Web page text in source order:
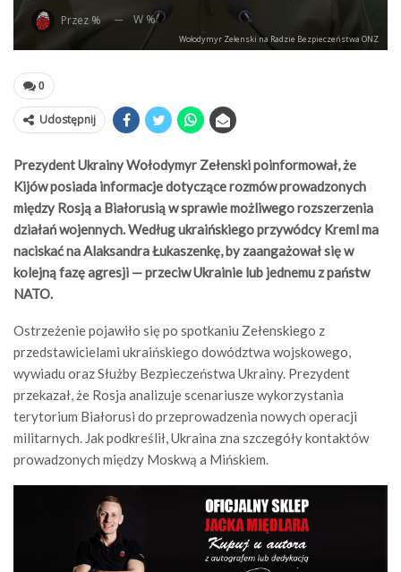
Przez % W %
Wołodymyr Zełenski na Radzie Bezpieczeństwa ONZ
0
Udostępnij
Prezydent Ukrainy Wołodymyr Zełenski poinformował, że
Kijów posiada informacje dotyczące rozmów prowadzonych
między Rosją a Białorusią w sprawie możliwego rozszerzenia
działań wojennych. Według ukraińskiego przywódcy Kreml ma
naciskać na Alaksandra Łukaszenkę, by zaangażował się w
kolejną fazę agresji — przeciw Ukrainie lub jednemu z państw
NATO.
Ostrzeżenie pojawiło się po spotkaniu Zełenskiego z
przedstawicielami ukraińskiego dowództwa wojskowego,
wywiadu oraz Służby Bezpieczeństwa Ukrainy. Prezydent
przekazał, że Rosja analizuje scenariusze wykorzystania
terytorium Białorusi do przeprowadzenia nowych operacji
militarnych. Jak podkreślił, Ukraina zna szczegóły kontaktów
prowadzonych między Moskwą a Mińskiem.